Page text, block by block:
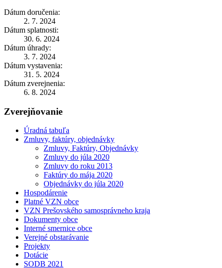
Dátum doručenia:
2. 7. 2024
Dátum splatnosti:
30. 6. 2024
Dátum úhrady:
3. 7. 2024
Dátum vystavenia:
31. 5. 2024
Dátum zverejnenia:
6. 8. 2024
Zverejňovanie
Úradná tabuľa
Zmluvy, faktúry, objednávky
Zmluvy, Faktúry, Objednávky
Zmluvy do júla 2020
Zmluvy do roku 2013
Faktúry do mája 2020
Objednávky do júla 2020
Hospodárenie
Platné VZN obce
VZN Prešovského samosprávneho kraja
Dokumenty obce
Interné smernice obce
Verejné obstarávanie
Projekty
Dotácie
SODB 2021